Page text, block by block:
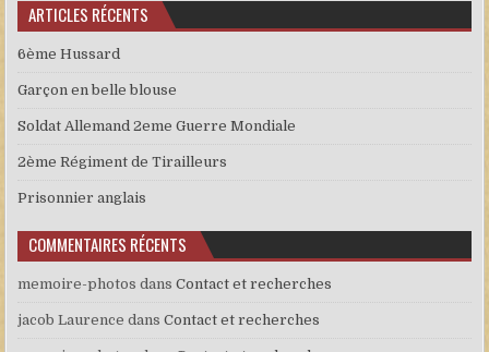
ARTICLES RÉCENTS
6ème Hussard
Garçon en belle blouse
Soldat Allemand 2eme Guerre Mondiale
2ème Régiment de Tirailleurs
Prisonnier anglais
COMMENTAIRES RÉCENTS
memoire-photos dansContact et recherches
jacob Laurence dansContact et recherches